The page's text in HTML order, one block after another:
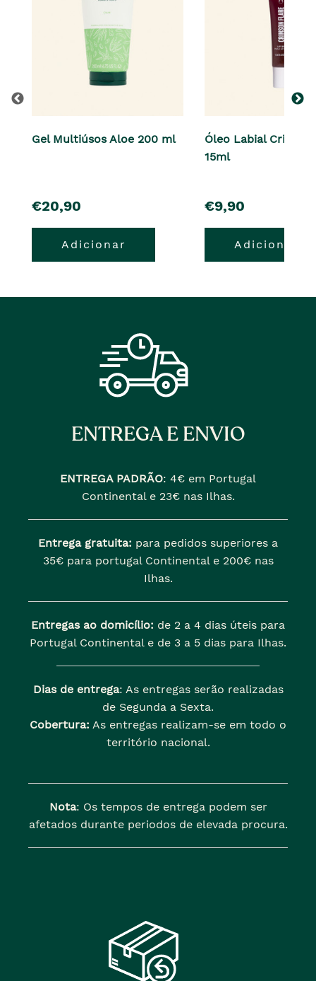
Gel Multiúsos Aloe 200 ml
pre�o
€20,90
Adicionar
Óleo Labial
15ml
pre�o
€9,90
Adicionar
ENTREGA E ENVIO
ENTREGA PADRÃO: 4€ em Portugal
Continental e 23€ nas Ilhas.
Entrega gratuita: para pedidos superiores a
35€ para portugal Continental e 200€ nas
Ilhas.
Entregas ao domicílio: de 2 a 4 dias úteis para
Portugal Continental e de 3 a 5 dias para Ilhas.
Dias de entrega: As entregas serão realizadas
de Segunda a Sexta.
Cobertura: As entregas realizam-se em todo o
território nacional.
Nota: Os tempos de entrega podem ser
afetados durante periodos de elevada procura.